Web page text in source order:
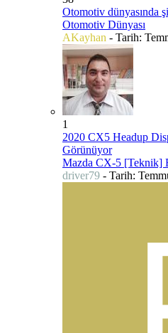
Otomotiv dünyasında
Otomotiv Dünyası
AKayhan - Tarih:
1
2020 CX5 Headup
Görünüyor
Mazda CX-5 [Teknik]
driver79 - Tarih: